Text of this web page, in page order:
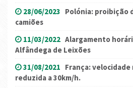
28/06/2023 Polónia: proibição
camiões
11/03/2022 Alargamento
Alfândega de Leixões
31/08/2021 França: velocidade
reduzida a 30km/h.